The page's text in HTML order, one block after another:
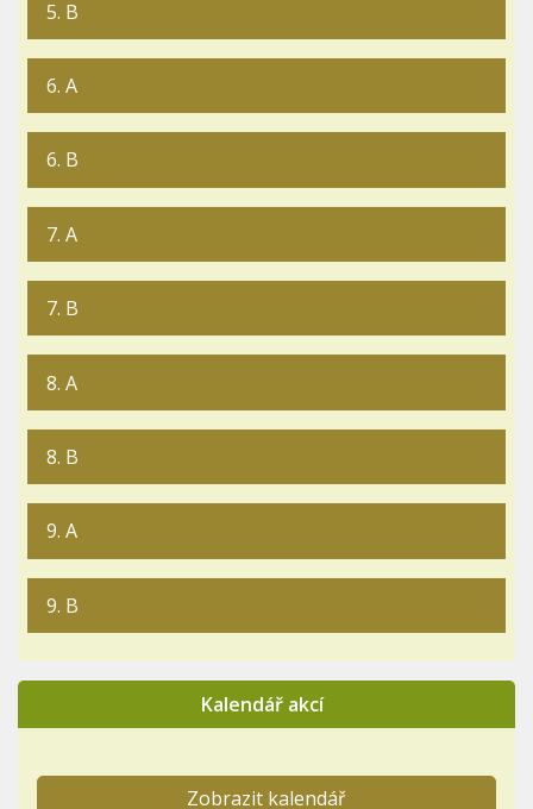
5. B
6. A
6. B
7. A
7. B
8. A
8. B
9. A
9. B
Kalendář akcí
Zobrazit kalendář